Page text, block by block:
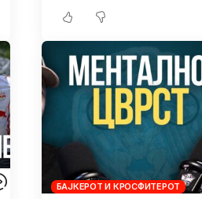
БАЈКЕРОТ И КРОСФИТЕРОТ